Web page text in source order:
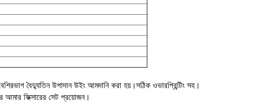
বৈদ্যুতিন উপাদান উইং আমদানি করা হয়।সঠিক ওভারপ্রিন্টিং সহ।
আমার ফিক্সারের সেট প্রয়োজন।